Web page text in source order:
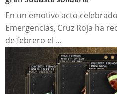
En un emotivo acto
Emergencias, Cruz Roja ha
de febrero el ...